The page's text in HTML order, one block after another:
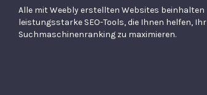
Alle mit Weebly erstellten Websites beinhalten
leistungsstarke SEO-Tools, die Ihnen helfen, Ihr
Suchmaschinenranking zu maximieren.